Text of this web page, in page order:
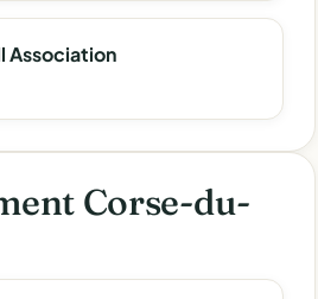
Association
Corse-du-